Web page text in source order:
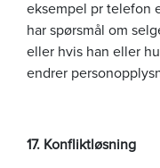
eksempel pr telefon
har spørsmål om
eller hvis han eller
endrer
17. Konfliktløsning